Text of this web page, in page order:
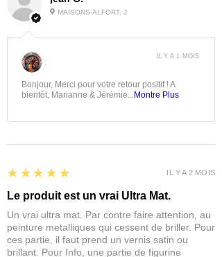
MAISONS-ALFORT, J
:
Bonjour, Merci pour votre retour positif ! A
bientôt, Marianne & Jérémie...Montre Plus
IL Y A 1 MOIS
5
★★★★★
Le produit est un vrai Ultra Mat.
Un vrai ultra mat. Par contre faire attention, au
peinture metalliques qui cessent de briller. Pour
ces partie, il faut prend un vernis satin ou
brillant. Pour Info, une partie de figurine
IL Y A 2 MOIS